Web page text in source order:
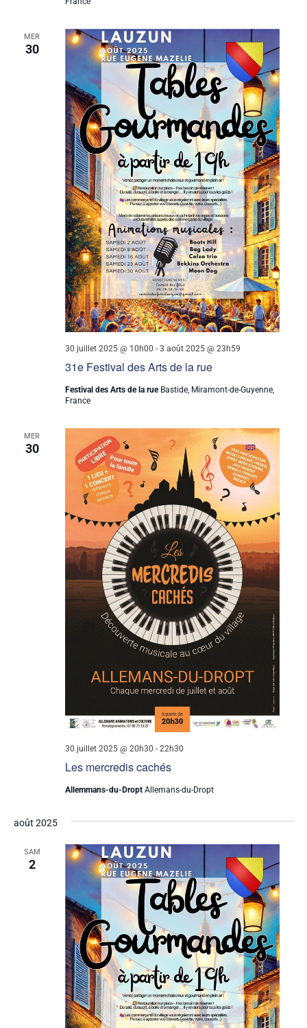
MER
30
31e Festival des Arts de la rue
30 juillet 2025 @ 10h00 - 3 août 2025 @ 23h59
Festival des Arts de la rue Bastide, Miramont-de-Guyenne,
France
MER
30
Les mercredis cachés
30 juillet 2025 @ 20h30 - 22h30
Allemmans-du-Dropt Allemans-du-Dropt
août 2025
SAM
2